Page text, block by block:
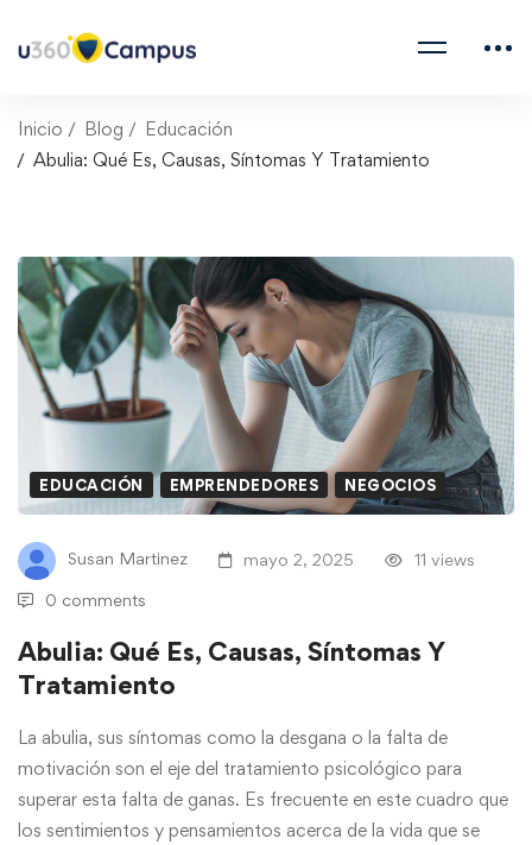
Inicio Blog
Educación
Abulia: Qué Es, Causas, Síntomas Y Tratamiento
EDUCACIÓN EMPRENDEDORES NEGOCIOS
Susan Martinez mayo 2, 2025 11 views
0 comments
Abulia: Qué Es, Causas, Síntomas Y
Tratamiento
La abulia, sus síntomas como la desgana o la falta de
motivación son el eje del tratamiento psicológico para
superar esta falta de ganas. Es frecuente en este cuadro que
los sentimientos y pensamientos acerca de la vida que se